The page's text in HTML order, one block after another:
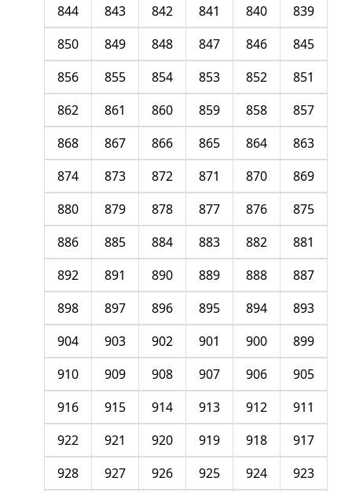
839
840
841
842
843
844
845
846
847
848
849
850
851
852
853
854
855
856
857
858
859
860
861
862
863
864
865
866
867
868
869
870
871
872
873
874
875
876
877
878
879
880
881
882
883
884
885
886
887
888
889
890
891
892
893
894
895
896
897
898
899
900
901
902
903
904
905
906
907
908
909
910
911
912
913
914
915
916
917
918
919
920
921
922
923
924
925
926
927
928